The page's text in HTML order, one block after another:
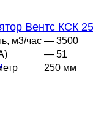
Вентс КСК
м3/час — 3500
— 51
250 мм